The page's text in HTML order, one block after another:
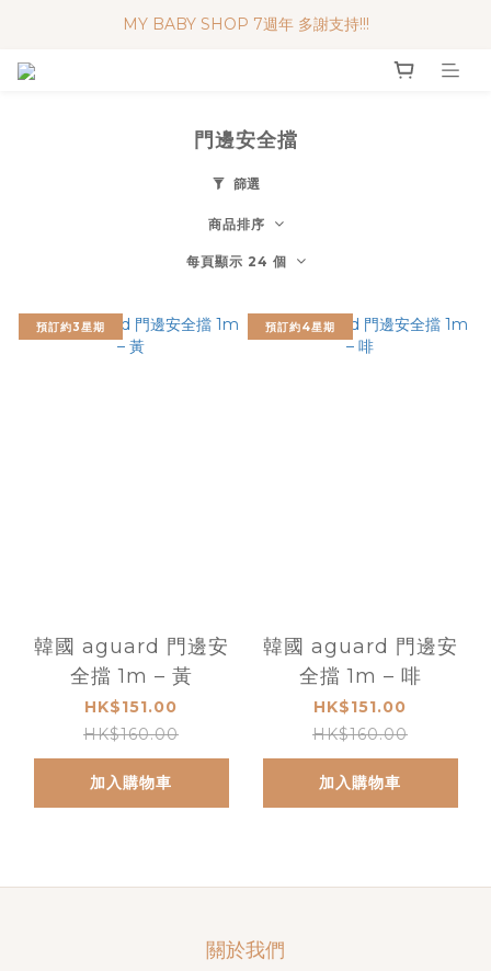
便利妥口罩 限時優惠 買一送一
MY BABY SHOP 7週年 多謝支持!!!
門邊安全擋
篩選
商品排序
每頁顯示 24 個
預訂約3星期
韓國 aguard 門邊安
全擋 1m – 黃
HK$151.00
HK$160.00
加入購物車
預訂約4星期
韓國 aguard 門邊安
全擋 1m – 啡
HK$151.00
HK$160.00
加入購物車
關於我們